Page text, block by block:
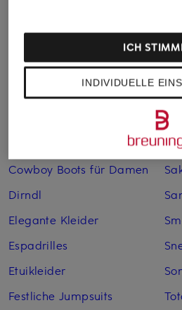
Bademäntel für Herren
Bikinis für Damen
Boleros für Damen
Cowboy Boots für Damen
Dirndl
Elegante Kleider
Espadrilles
Etuikleider
Festliche Jumpsuits
INDIVIDUELLE
ICH